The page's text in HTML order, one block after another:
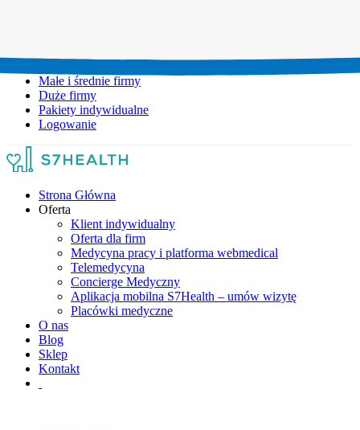
Małe i średnie firmy
Duże firmy
Pakiety indywidualne
Logowanie
Strona Główna
Oferta
Klient indywidualny
Oferta dla firm
Medycyna pracy i platforma webmedical
Telemedycyna
Concierge Medyczny
Aplikacja mobilna S7Health – umów wizytę
Placówki medyczne
O nas
Blog
Sklep
Kontakt